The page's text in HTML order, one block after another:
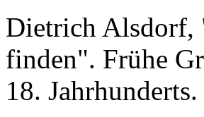
Dietrich Alsdorf,
finden". Frühe
18. Jahrhunderts.